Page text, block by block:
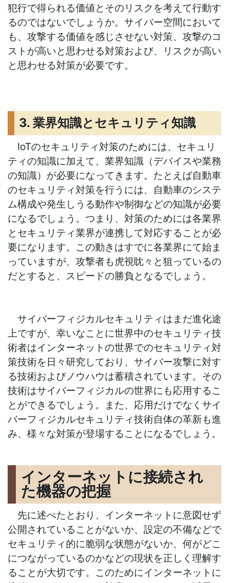
犯行で得られる価値とそのリスクを考えて行動す
るのではないでしょうか。サイバー空間において
も、攻撃する価値を感じさせない対策、攻撃のコ
ストが高いと思わせる対策および、リスクが高い
と思わせる対策が必要です。
3. 業界知識とセキュリティ知識
IoTのセキュリティ対策のためには、セキュリ
ティの知識に加えて、業界知識（デバイスや業務
の知識）が必要になってきます。たとえば自動車
のセキュリティ対策を行うには、自動車のシステ
ム構成や発生しうる動作や制御などの知識が必要
になるでしょう。つまり、対策のためには各業界
とセキュリティ業界が連携して対応することが必
要になります。この動きはすでに各業界にて始ま
っていますが、攻撃者も虎視眈々と狙っているの
だとすると、スピードの勝負となるでしょう。
サイバーフィジカルセキュリティはまだ進化途
上ですが、幸いなことに世界中のセキュリティ技
術者はインターネットの世界でのセキュリティ対
策技術を日々研究しており、サイバー攻撃に対す
る技術およびノウハウは蓄積されています。その
技術はサイバーフィジカルの世界にも応用するこ
とができるでしょう。また、応用だけでなくサイ
バーフィジカルセキュリティ技術自体の革新も進
み、様々な対策が登場することになるでしょう。
インターネットに接続され
た機器の把握
先に述べたとおり、インターネットに意図せず
公開されていることがないか、設定の不備などで
セキュリティ的に脆弱な状態がないか、何がどこ
につながっているのかなどの現状を正しく理解す
ることが大切です。このためにインターネットに